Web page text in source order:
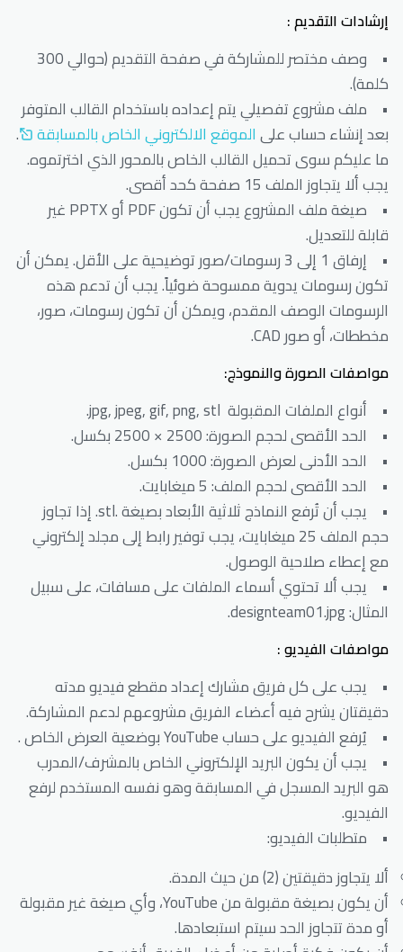
إرشادات التقديم :
• وصف مختصر للمشاركة في صفحة التقديم (حوالي 300
كلمة).
• ملف مشروع تفصيلي يتم إعداده باستخدام القالب المتوفر
بعد إنشاء حساب علىالموقع الالكتروني الخاص بالمسابقة
.
ما عليكم سوى تحميل القالب الخاص بالمحور الذي اخترتموه.
يجب ألا يتجاوز الملف 15 صفحة كحد أقصى.
• صيغة ملف المشروع يجب أن تكون PDF أو PPTX غير
قابلة للتعديل.
• إرفاق 1 إلى 3 رسومات/صور توضيحية على الأقل. يمكن أن
تكون رسومات يدوية ممسوحة ضوئياً. يجب أن تدعم هذه
الرسومات الوصف المقدم، ويمكن أن تكون رسومات، صور،
مخططات، أو صور CAD.
مواصفات الصورة والنموذج:
• أنواع الملفات المقبولة jpg, jpeg, gif, png, stl.
• الحد الأقصى لحجم الصورة: 2500 × 2500 بكسل.
• الحد الأدنى لعرض الصورة: 1000 بكسل.
• الحد الأقصى لحجم الملف: 5 ميغابايت.
• يجب أن تُرفع النماذج ثلاثية الأبعاد بصيغة .stl. إذا تجاوز
حجم الملف 25 ميغابايت، يجب توفير رابط إلى مجلد إلكتروني
مع إعطاء صلاحية الوصول.
• يجب ألا تحتوي أسماء الملفات على مسافات، على سبيل
المثال: designteam01.jpg.
مواصفات الفيديو :
• يجب على كل فريق مشارك إعداد مقطع فيديو مدته
دقيقتان يشرح فيه أعضاء الفريق مشروعهم لدعم المشاركة.
• يُرفع الفيديو على حساب YouTube بوضعية العرض الخاص .
• يجب أن يكون البريد الإلكتروني الخاص بالمشرف/المدرب
هو البريد المسجل في المسابقة وهو نفسه المستخدم لرفع
الفيديو.
• متطلبات الفيديو:
ألا يتجاوز دقيقتين (2) من حيث المدة.
أن يكون بصيغة مقبولة من YouTube، وأي صيغة غير مقبولة
أو مدة تتجاوز الحد سيتم استبعادها.